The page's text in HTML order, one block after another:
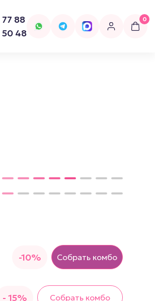
88
50 48
0
Презервативы
-10% Собрать комбо
- 15% Собрать комбо